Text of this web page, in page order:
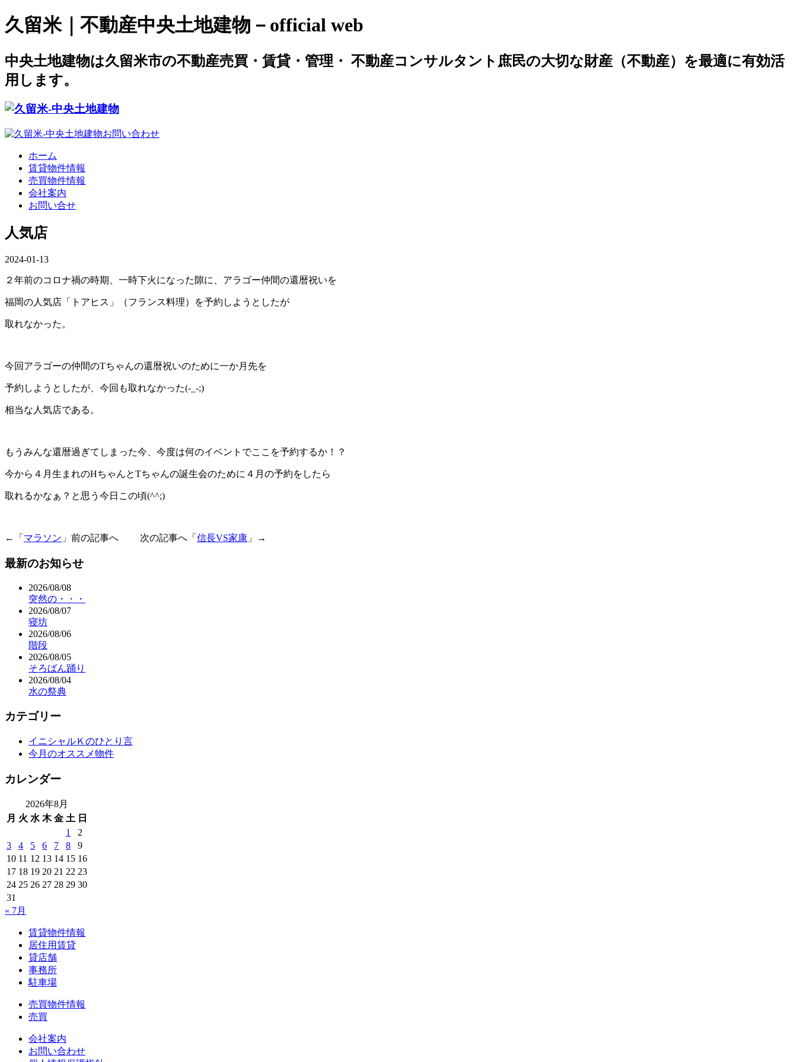
久留米｜不動産中央土地建物－official web
中央土地建物は久留米市の不動産売買・賃貸・管理・ 不動産コンサルタント庶民の大切な財産（不動産）を最適に有効活
用します。
ホーム
賃貸物件情報
売買物件情報
会社案内
お問い合せ
人気店
2024-01-13
２年前のコロナ禍の時期、一時下火になった隙に、アラゴー仲間の還暦祝いを
福岡の人気店「トアヒス」（フランス料理）を予約しようとしたが
取れなかった。
今回アラゴーの仲間のTちゃんの還暦祝いのために一か月先を
予約しようとしたが、今回も取れなかった(-_-;)
相当な人気店である。
もうみんな還暦過ぎてしまった今、今度は何のイベントでここを予約するか！？
今から４月生まれのHちゃんとTちゃんの誕生会のために４月の予約をしたら
取れるかなぁ？と思う今日この頃(^^;)
←「 マラソン 」前の記事へ 次の記事へ「 信長VS家康 」→
最新のお知らせ
2026/08/08
突然の・・・
2026/08/07
寝坊
2026/08/06
階段
2026/08/05
そろばん踊り
2026/08/04
水の祭典
カテゴリー
イニシャルＫのひとり言
今月のオススメ物件
カレンダー
2026年8月
月 火 水 木 金 土 日
1
2
3
4 5 6 7 8
9
10 11 12 13 14 15 16
17 18 19 20 21 22 23
24 25 26 27 28 29 30
31
« 7月
賃貸物件情報
居住用賃貸
貸店舗
事務所
駐車場
売買物件情報
売買
会社案内
お問い合わせ